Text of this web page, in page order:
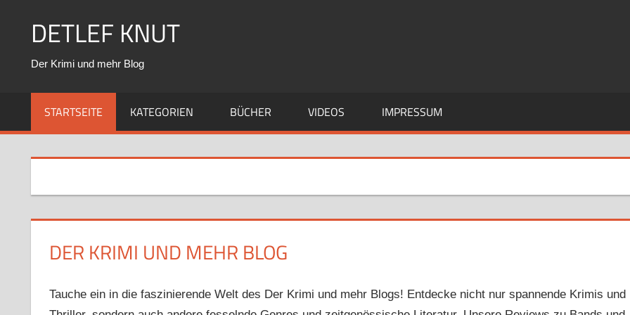
DETLEF KNUT
Der Krimi und mehr Blog
STARTSEITE KATEGORIEN BÜCHER VIDEOS IMPRESSUM
DER KRIMI UND MEHR BLOG
Tauche ein in die faszinierende Welt des Der Krimi und mehr Blogs! Entdecke nicht nur spannende Krimis und